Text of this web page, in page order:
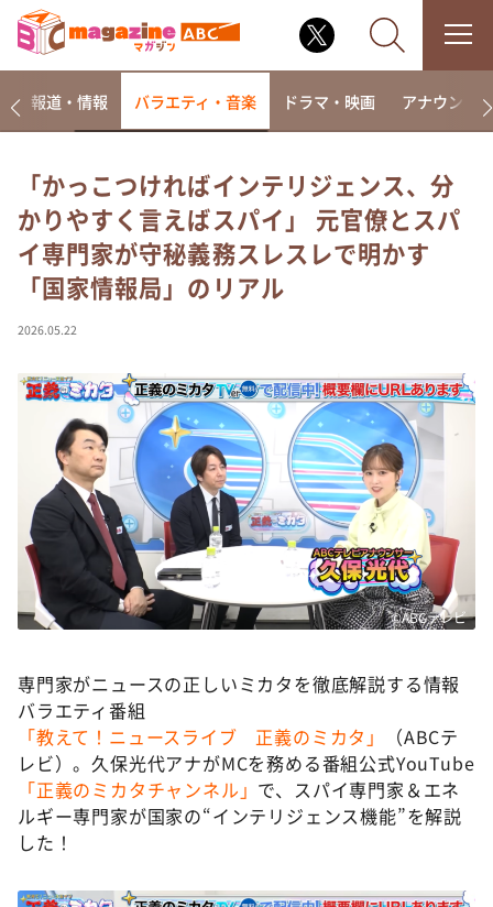
なるみ・岡村の過ぎるTV
相席食堂
これ余談なんですけど・・・
～人生密着トークバラエティ！～ やすとものいたっ
て真剣です
探偵！ナイトスクープ
news おかえり
河合＆A.B.C-Z塚田×福井アナ「なんでやねん！？」
（news おかえり）
DAIGOも台所 ～きょうの献立 何にする？～
本日はダイアンなり！シーズン２
朝だ！生です旅サラダ
教えて！ニュースライブ 正義のミカタ
新婚さんいらっしゃい！
ポツンと一軒家
ザキ山小屋本館
ぺこぱのまるスポ
報道・情報 バラエティ・音楽 ドラマ・映画 アナウンサー
「かっこつければインテリジェンス、分
かりやすく言えばスパイ」 元官僚とスパ
イ専門家が守秘義務スレスレで明かす
「国家情報局」のリアル
2026.05.22
©ABCテレビ
専門家がニュースの正しいミカタを徹底解説する情報
バラエティ番組
「教えて！ニュースライブ 正義のミカタ」
（ABCテ
レビ）。久保光代アナがMCを務める番組公式YouTube
「正義のミカタチャンネル」 で、スパイ専門家＆エネ
ルギー専門家が国家の“インテリジェンス機能”を解説
した！